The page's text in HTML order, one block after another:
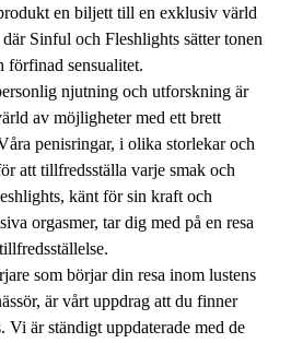
en biljett till en exklusiv värld
Sinful och Fleshlights sätter tonen
förfinad sensualitet.
njutning och utforskning är
av möjligheter med ett brett
penisringar, i olika storlekar och
att tillfredsställa varje smak och
känt för sin kraft och
orgasmer, tar dig med på en resa
som börjar din resa inom lustens
är vårt uppdrag att du finner
Vi är ständigt uppdaterade med de